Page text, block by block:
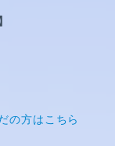
の方はこちら